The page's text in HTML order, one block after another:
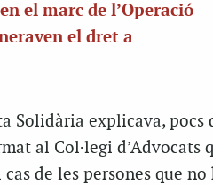
el marc de l’Operació
el dret a
Solidària explicava, pocs
al Col·legi d’Advocats
cas de les persones que